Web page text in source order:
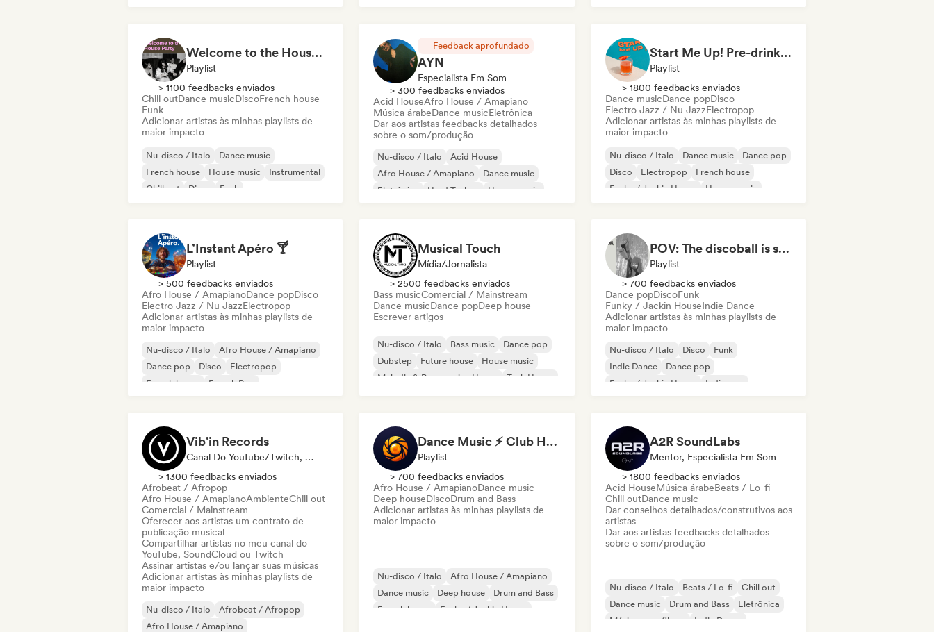
Welcome to the House Party
Playlist
> 1100 feedbacks enviados
Chill outDance musicDiscoFrench house
Funk
Adicionar artistas às minhas playlists de
maior impacto
Nu-disco / Italo
Dance music
French house
House music
Instrumental
Chill out
Disco Funk
Feedback aprofundado
AYN
Especialista Em Som
> 300 feedbacks enviados
Acid HouseAfro House / Amapiano
Música árabeDance musicEletrônica
Dar aos artistas feedbacks detalhados
sobre o som/produção
Nu-disco / Italo
Acid House
Afro House / Amapiano
Dance music
Eletrônica
Hard Techno
House music
Start Me Up! Pre-drinks and Summer Party 🍹
Playlist
> 1800 feedbacks enviados
Dance musicDance popDisco
Electro Jazz / Nu JazzElectropop
Adicionar artistas às minhas playlists de
maior impacto
Nu-disco / Italo Dance music
Dance pop
Disco
Electropop
French house
Funky / Jackin House
House music
L’Instant Apéro 🍸
Playlist
> 500 feedbacks enviados
Afro House / AmapianoDance popDisco
Electro Jazz / Nu JazzElectropop
Adicionar artistas às minhas playlists de
maior impacto
Nu-disco / Italo
Afro House / Amapiano
Dance pop
Disco
Electropop
French house
French Pop
Musical Touch
Mídia/Jornalista
> 2500 feedbacks enviados
Bass musicComercial / Mainstream
Dance musicDance popDeep house
Escrever artigos
Nu-disco / Italo Bass music
Dance pop
Dubstep
Future house
House music
Melodic & Progressive House
Tech House
POV: The discoball is spinning, and you’re the star
Playlist
> 700 feedbacks enviados
Dance popDiscoFunk
Funky / Jackin HouseIndie Dance
Adicionar artistas às minhas playlists de
maior impacto
Nu-disco / Italo Disco
Funk
Indie Dance
Dance pop
Funky / Jackin House
Indie pop
Vib'in Records
Canal Do YouTube/Twitch, Selo, Playlist, Editora
> 1300 feedbacks enviados
Afrobeat / Afropop
Afro House / AmapianoAmbienteChill out
Comercial / Mainstream
Oferecer aos artistas um contrato de
publicação musical
Compartilhar artistas no meu canal do
YouTube, SoundCloud ou Twitch
Assinar artistas e/ou lançar suas músicas
Adicionar artistas às minhas playlists de
maior impacto
Nu-disco / Italo
Afrobeat / Afropop
Afro House / Amapiano
Dance Music ⚡ Club Hits (by Amber Sounds)
Playlist
> 700 feedbacks enviados
Afro House / AmapianoDance music
Deep houseDiscoDrum and Bass
Adicionar artistas às minhas playlists de
maior impacto
Nu-disco / Italo
Afro House / Amapiano
Dance music
Deep house
Drum and Bass
French house
Funky / Jackin House
A2R SoundLabs
Mentor, Especialista Em Som
> 1800 feedbacks enviados
Acid HouseMúsica árabeBeats / Lo-fi
Chill outDance music
Dar conselhos detalhados/construtivos aos
artistas
Dar aos artistas feedbacks detalhados
sobre o som/produção
Nu-disco / Italo Beats / Lo-fi
Chill out
Dance music
Drum and Bass
Eletrônica
Música para filmes
Indie Dance